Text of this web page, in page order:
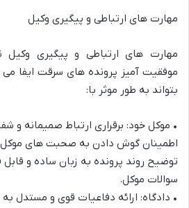
مهارت های ارتباطی و پیگیری وکیل
مهارت های ارتباطی و پیگیری
موفقیت آمیز پرونده های سرقت ایفا
بتواند به طور موثر با:
• موکل خود: برقراری ارتباط صمیمانه و
اطمینان گوش دادن به صحبت های موکل
توضیح روند پرونده به زبان ساده و
سوالات موکل.
• دادگاه: ارائه دفاعیات قوی و مستدل